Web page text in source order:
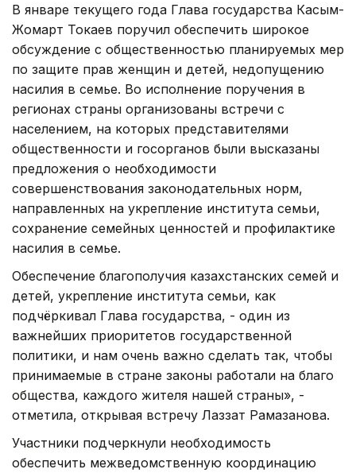
В январе текущего года Глава государства Касым-
Жомарт Токаев поручил обеспечить широкое
обсуждение с общественностью планируемых мер
по защите прав женщин и детей, недопущению
насилия в семье. Во исполнение поручения в
регионах страны организованы встречи с
населением, на которых представителями
общественности и госорганов были высказаны
предложения о необходимости
совершенствования законодательных норм,
направленных на укрепление института семьи,
сохранение семейных ценностей и профилактике
насилия в семье.
Обеспечение благополучия казахстанских семей и
детей, укрепление института семьи, как
подчёркивал Глава государства, - один из
важнейших приоритетов государственной
политики, и нам очень важно сделать так, чтобы
принимаемые в стране законы работали на благо
общества, каждого жителя нашей страны», -
отметила, открывая встречу Лаззат Рамазанова.
Участники подчеркнули необходимость
обеспечить межведомственную координацию